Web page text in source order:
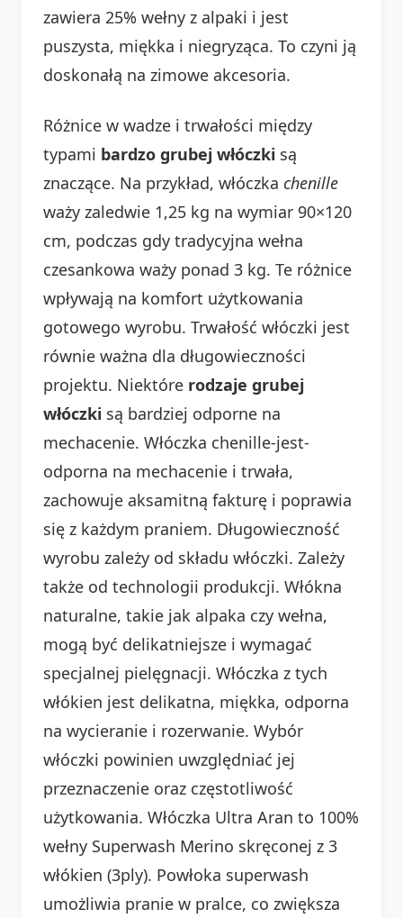
zawiera 25% wełny z alpaki i jest
puszysta, miękka i niegryząca. To czyni ją
doskonałą na zimowe akcesoria.
Różnice w wadze i trwałości między
typami bardzo grubej włóczki są
znaczące. Na przykład, włóczka chenille
waży zaledwie 1,25 kg na wymiar 90×120
cm, podczas gdy tradycyjna wełna
czesankowa waży ponad 3 kg. Te różnice
wpływają na komfort użytkowania
gotowego wyrobu. Trwałość włóczki jest
równie ważna dla długowieczności
projektu. Niektóre rodzaje grubej
włóczki są bardziej odporne na
mechacenie. Włóczka chenille-jest-
odporna na mechacenie i trwała,
zachowuje aksamitną fakturę i poprawia
się z każdym praniem. Długowieczność
wyrobu zależy od składu włóczki. Zależy
także od technologii produkcji. Włókna
naturalne, takie jak alpaka czy wełna,
mogą być delikatniejsze i wymagać
specjalnej pielęgnacji. Włóczka z tych
włókien jest delikatna, miękka, odporna
na wycieranie i rozerwanie. Wybór
włóczki powinien uwzględniać jej
przeznaczenie oraz częstotliwość
użytkowania. Włóczka Ultra Aran to 100%
wełny Superwash Merino skręconej z 3
włókien (3ply). Powłoka superwash
umożliwia pranie w pralce, co zwiększa